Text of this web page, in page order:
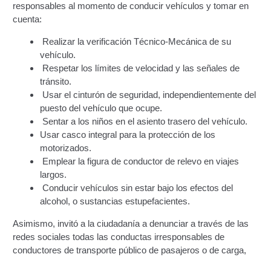
Constancia De Cumplimiento Sobre Homologación
Para Vehículos Importados.
Constancia de cumplimiento sobre la composición
y ubicación Número de Identificación vehicular (NIV).
Homologación de Prototipo Vehicular.
Homologación Vehícular Por Reformas de
Importancia o Cambio de Características (Aplica para
Vehículos de Carga, Transporte de Personas y Gruas).
Registro de Empresas Fabricantes, Ensambladoras,
Carroceras, Importadoras, Distribuidoras y Talleres
Especializados en Reformas de Vehículos (REFECIV).
Junta Directiva
responsables al momento de conducir vehículos y tomar en
cuenta:
Realizar la verificación Técnico-Mecánica de su
vehículo.
Respetar los límites de velocidad y las señales de
tránsito.
Usar el cinturón de seguridad, independientemente del
puesto del vehículo que ocupe.
Sentar a los niños en el asiento trasero del vehículo.
Usar casco integral para la protección de los
motorizados.
Emplear la figura de conductor de relevo en viajes
largos.
Conducir vehículos sin estar bajo los efectos del
alcohol, o sustancias estupefacientes.
Asimismo, invitó a la ciudadanía a denunciar a través de las
redes sociales todas las conductas irresponsables de
conductores de transporte público de pasajeros o de carga,